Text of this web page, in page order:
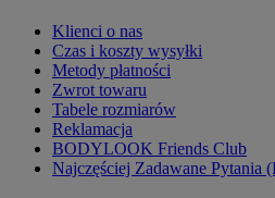
Klienci o nas
Czas i koszty wysyłki
Metody płatności
Zwrot towaru
Tabele rozmiarów
Reklamacja
BODYLOOK Friends Club
Najczęściej Zadawane Pytania